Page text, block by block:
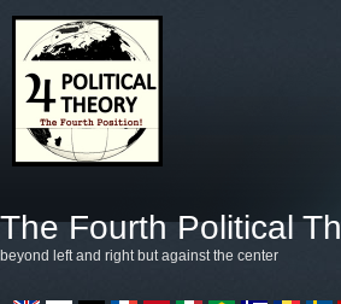
The Fourth Political
beyond left and right but against the center